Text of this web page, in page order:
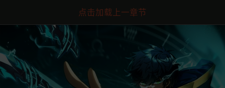
点击加载上一章节